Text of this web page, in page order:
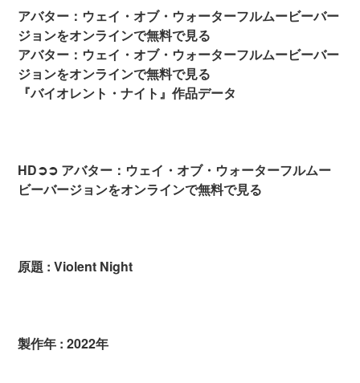
アバター：ウェイ・オブ・ウォーターフルムービーバー
ジョンをオンラインで無料で見る
アバター：ウェイ・オブ・ウォーターフルムービーバー
ジョンをオンラインで無料で見る
『バイオレント・ナイト』作品データ
HD➲➲ アバター：ウェイ・オブ・ウォーターフルムー
ビーバージョンをオンラインで無料で見る
原題 : Violent Night
製作年 : 2022年